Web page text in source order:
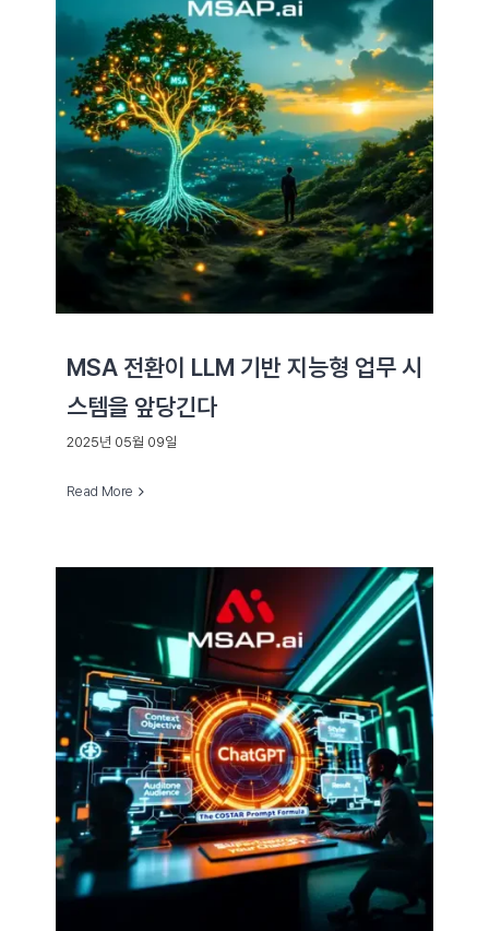
MSA 전환이 LLM 기반 지능형 업무 시
스템을 앞당긴다
2025년 05월 09일
Read More